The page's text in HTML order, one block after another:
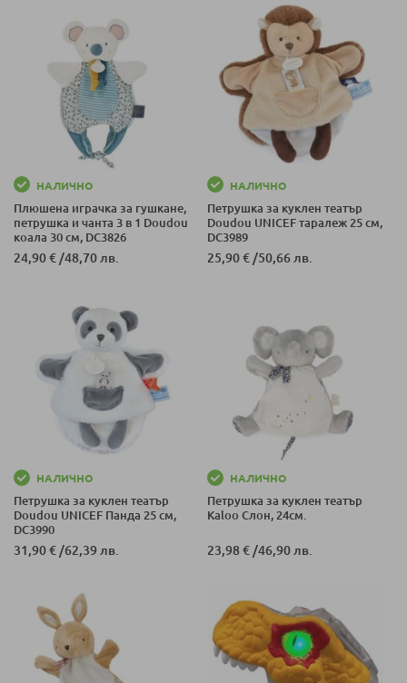
НАЛИЧНО
Плюшена играчка за гушкане,
петрушка и чанта 3 в 1 Doudou
коала 30 см, DC3826
24,90 € /48,70 лв.
НАЛИЧНО
Петрушка за куклен театър
Doudou UNICEF таралеж 25 см,
DC3989
25,90 € /50,66 лв.
НАЛИЧНО
Петрушка за куклен театър
Doudou UNICEF Панда 25 см,
DC3990
31,90 €/62,39 лв.
НАЛИЧНО
Петрушка за куклен театър
Kaloo Слон, 24см.
23,98 €/46,90 лв.